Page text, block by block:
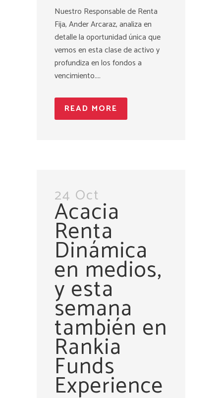
Nuestro Responsable de Renta
Fija, Ander Arcaraz, analiza en
detalle la oportunidad única que
vemos en esta clase de activo y
profundiza en los fondos a
vencimiento....
READ MORE
24 Oct
Acacia
Renta
Dinámica
en medios,
y esta
semana
también en
Rankia
Funds
Experience